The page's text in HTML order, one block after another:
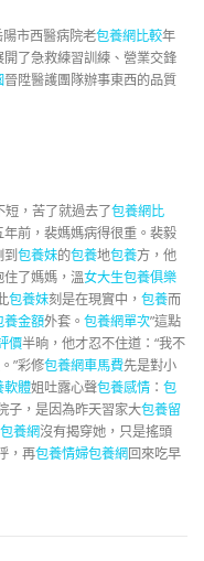
陽市西醫病院老包養網比較年
了急救練習訓練、營業交鋒
晉陞醫護團隊辦事東西的品質
短，苦了就過去了包養網比
年前，裴媽媽病得很重。裴毅
包養妹的包養地包養方，他
了媽媽，溫女大生包養俱樂
包養妹刻是在現實中， 包養而
養金額外套。 包養網單次”這點
價半晌，他才忍不住道：“我不
”彩修包養網車馬費先是對小
軟體姐吐露心聲包養感情 ： 包
子，是因為昨天習家大包養留
包養網沒有揭穿她，只是搖頭
，再包養情婦包養網回來吃早